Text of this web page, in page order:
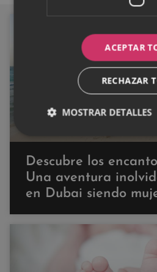
Descubre los
Una aventura
en Dubai siendo
ACEPTAR
RECHAZAR
MOSTRAR DETALLES